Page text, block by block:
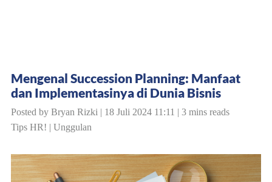
Mengenal Succession Planning: Manfaat
dan Implementasinya di Dunia Bisnis
Posted by Bryan Rizki | 18 Juli 2024 11:11 | 3 mins reads
Tips HR! | Unggulan